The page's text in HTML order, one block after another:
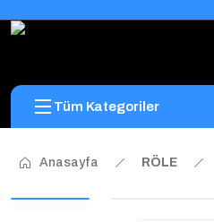
Tüm Kategoriler
Anasayfa RÖLE